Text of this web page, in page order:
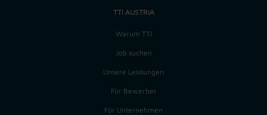
TTI AUSTRIA
Warum TTI
Job suchen
Unsere Leistungen
Für Bewerber
Für Unternehmen